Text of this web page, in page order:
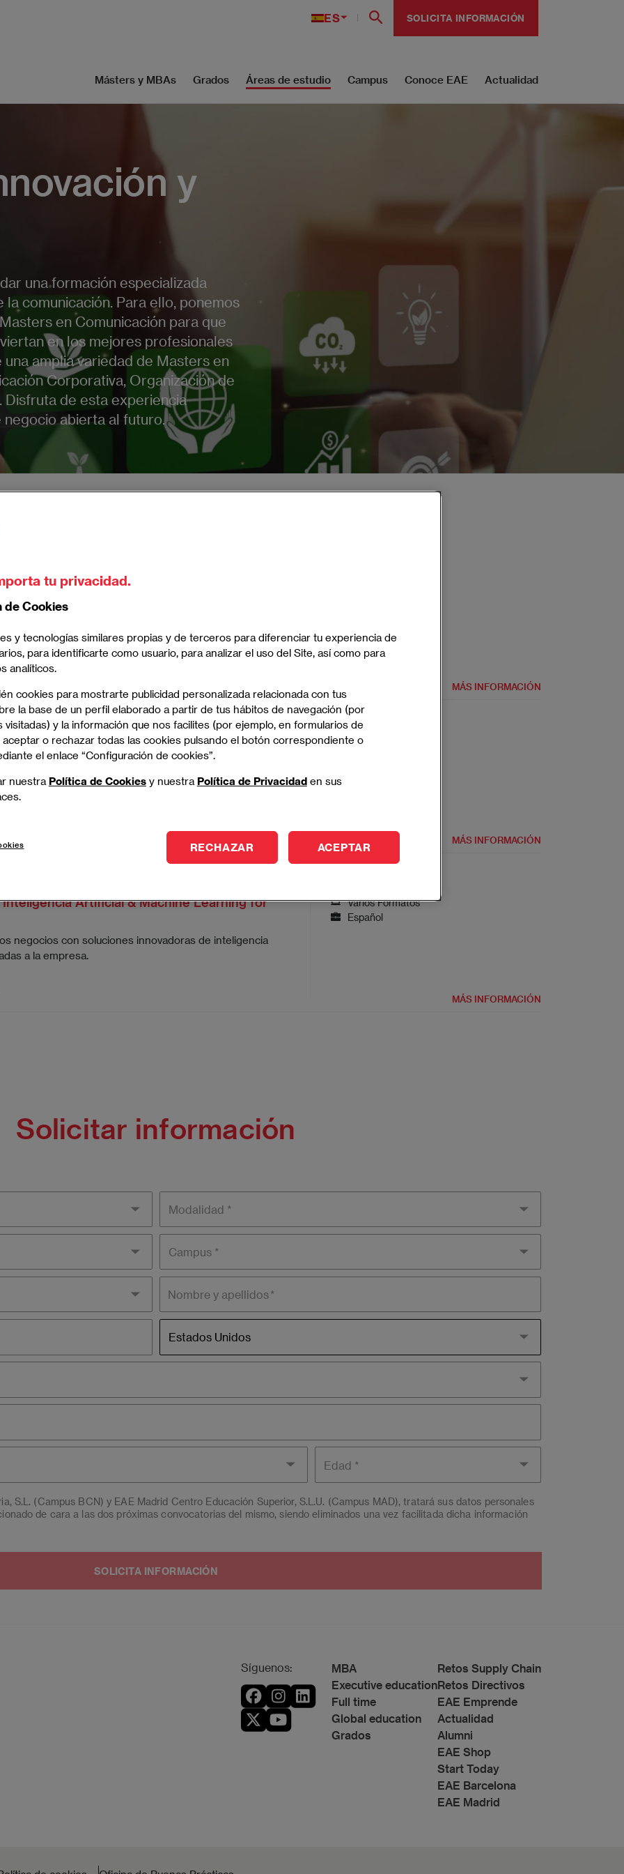
ES SOLICITA INFORMACIÓN
Másters y MBAs Grados Áreas de estudio Campus Conoce EAE Actualidad
y
una formación especializada
comunicación. Para ello, ponemos
en Comunicación para que
en los mejores profesionales
amplia variedad de Masters en
Corporativa, Organización de
Disfruta de esta experiencia
negocio abierta al futuro.
para los negocios.
MÁS INFORMACIÓN
Analytics
decisiones inteligentes.
MÁS INFORMACIÓN
Artificial & Machine Learning for
negocios con soluciones innovadoras de inteligencia
a la empresa.
Varios Formatos
Español
MÁS INFORMACIÓN
Solicitar información
Nombre y apellidos
Estados Unidos
S.L. (Campus BCN) y EAE Madrid Centro Educación Superior, S.L.U. (Campus MAD), tratará sus datos personales
de cara a las dos próximas convocatorias del mismo, siendo eliminados una vez facilitada dicha información
rectificación, oposición, limitación y portabilidad, mediante carta a EAE Institución Superior de Formación
Educación Superior, S.L.U. (Campus MAD) - Apartado de Correos 221 de Barcelona, o remitiendo un email a
podrá presentar una reclamación ante la Agencia Española de protección de datos.
Síguenos:
MBA
Executive education
Full time
Global education
Grados
Retos Supply Chain
Retos Directivos
EAE Emprende
Actualidad
Alumni
EAE Shop
Start Today
EAE Barcelona
EAE Madrid
tu privacidad.
de Cookies
y tecnologías similares propias y de terceros para diferenciar tu experiencia de
para identificarte como usuario, para analizar el uso del Site, así como para
analíticos.
cookies para mostrarte publicidad personalizada relacionada con tus
la base de un perfil elaborado a partir de tus hábitos de navegación (por
visitadas) y la información que nos facilites (por ejemplo, en formularios de
aceptar o rechazar todas las cookies pulsando el botón correspondiente o
el enlace “Configuración de cookies”.
nuestra Política de Cookiesy nuestra Política de Privacidaden sus
RECHAZAR ACEPTAR